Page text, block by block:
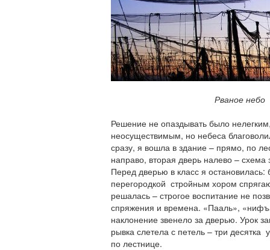
Рваное небо
Решение не опаздывать было
неосуществимым, но небеса
сразу, я вошла в здание – прямо, по
направо, вторая дверь налево – схема
Перед дверью в класс я
перегородкой стройным хором
решалась – строгое воспитание не
спряжения и времена. «Пааль»,
наклонение звенело за дверью. Урок
рывка слетела с петель – три десятка
по лестнице.